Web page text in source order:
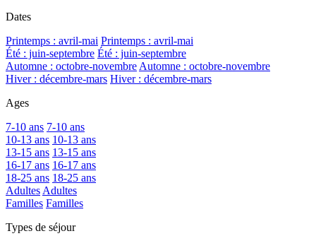
Dates
Printemps : avril-mai Printemps : avril-mai
Été : juin-septembre Été : juin-septembre
Automne : octobre-novembreAutomne : octobre-novembre
Hiver : décembre-mars Hiver : décembre-mars
Ages
7-10 ans 7-10 ans
10-13 ans 10-13 ans
13-15 ans 13-15 ans
16-17 ans 16-17 ans
18-25 ans 18-25 ans
AdultesAdultes
Familles Familles
Types de séjour